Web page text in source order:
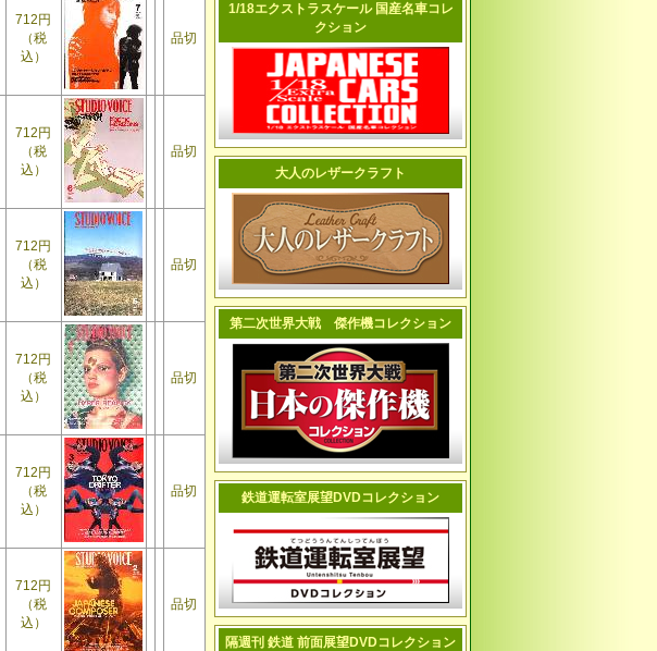
712円
（税
込）
品切
712円
（税
込）
品切
712円
（税
込）
品切
712円
（税
込）
品切
712円
（税
込）
品切
712円
（税
込）
品切
1/18エクストラスケール 国産名車コレ
クション
大人のレザークラフト
第二次世界大戦 傑作機コレクション
鉄道運転室展望DVDコレクション
隔週刊 鉄道 前面展望DVDコレクション